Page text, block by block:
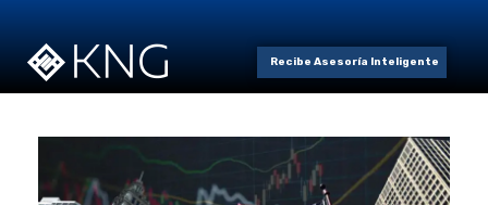
Recibe Asesoría Inteligente